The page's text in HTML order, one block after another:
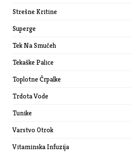
Strešne Kritine
Superge
Tek Na Smučeh
Tekaške Palice
Toplotne Črpalke
Trdota Vode
Tunike
Varstvo Otrok
Vitaminska Infuzija